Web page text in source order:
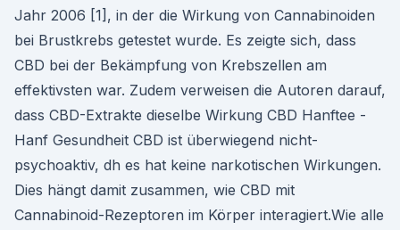
Jahr 2006 [1], in der die Wirkung von Cannabinoiden
bei Brustkrebs getestet wurde. Es zeigte sich, dass
CBD bei der Bekämpfung von Krebszellen am
effektivsten war. Zudem verweisen die Autoren darauf,
dass CBD-Extrakte dieselbe Wirkung CBD Hanftee -
Hanf Gesundheit CBD ist überwiegend nicht-
psychoaktiv, dh es hat keine narkotischen Wirkungen.
Dies hängt damit zusammen, wie CBD mit
Cannabinoid-Rezeptoren im Körper interagiert.Wie alle